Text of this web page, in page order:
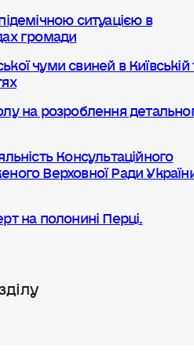
ситуацією в
громади
чуми свиней в Київській
на розроблення
Консультаційного
Верховної Ради
на полонині Перці.